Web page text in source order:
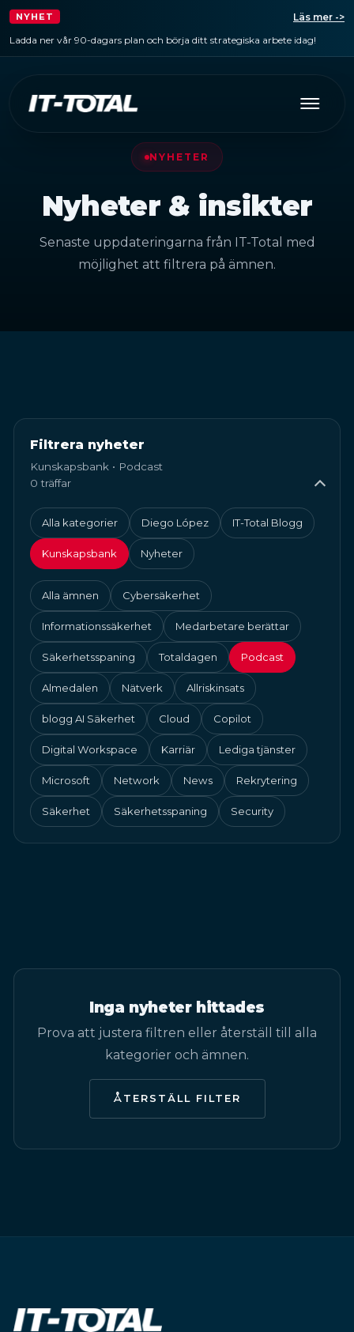
NYHET
Ladda ner vår 90-dagars plan och börja ditt strategiska arbete idag!
Läs mer ->
NYHETER
Nyheter & insikter
Senaste uppdateringarna från IT-Total med
möjlighet att filtrera på ämnen.
Filtrera nyheter
Kunskapsbank • Podcast
0 träffar
Alla kategorier Diego López IT-Total Blogg
Kunskapsbank Nyheter
Alla ämnen Cybersäkerhet
Informationssäkerhet Medarbetare berättar
Säkerhetsspaning Totaldagen Podcast
Almedalen Nätverk Allriskinsats
blogg AI Säkerhet Cloud Copilot
Digital Workspace Karriär Lediga tjänster
Microsoft Network News Rekrytering
Säkerhet Säkerhetsspaning Security
Inga nyheter hittades
Prova att justera filtren eller återställ till alla
kategorier och ämnen.
ÅTERSTÄLL FILTER